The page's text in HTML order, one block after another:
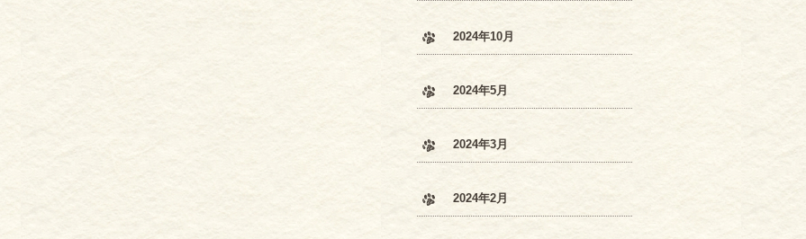
2024年10月
2024年5月
2024年3月
2024年2月